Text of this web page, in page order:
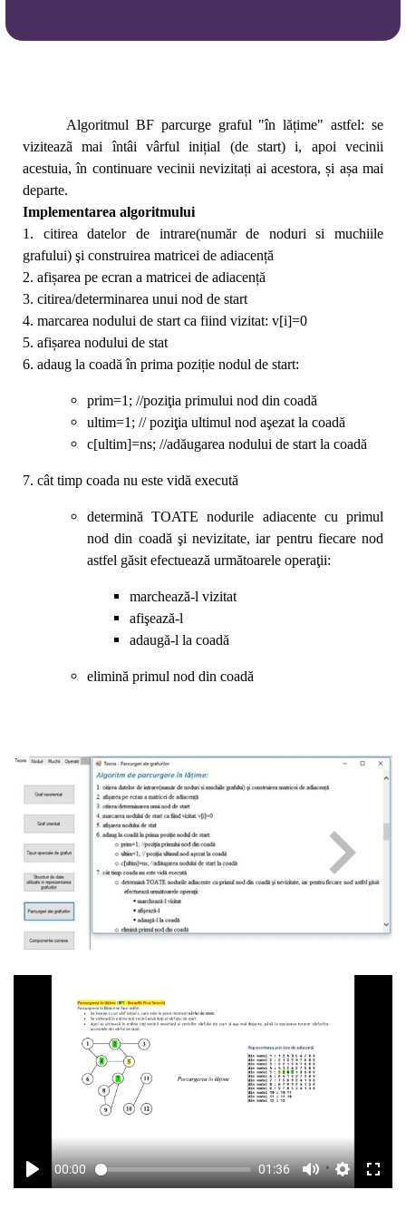
Algoritmul BF parcurge graful "în lățime" astfel: se
viziteazã mai întâi vârful inițial (de start) i, apoi vecinii
acestuia, în continuare vecinii nevizitați ai acestora, și așa mai
departe.
Implementarea algoritmului
1. citirea datelor de intrare(număr de noduri si muchiile
grafului) şi construirea matricei de adiacență
2. afișarea pe ecran a matricei de adiacență
3. citirea/determinarea unui nod de start
4. marcarea nodului de start ca fiind vizitat: v[i]=0
5. afișarea nodului de stat
6. adaug la coadă în prima poziție nodul de start:
prim=1; //poziţia primului nod din coadă
ultim=1; // poziţia ultimul nod aşezat la coadă
c[ultim]=ns; //adăugarea nodului de start la coadă
7. cât timp coada nu este vidă execută
determină TOATE nodurile adiacente cu primul
nod din coadă şi nevizitate, iar pentru fiecare nod
astfel găsit efectuează următoarele operaţii:
marchează-l vizitat
afişează-l
adaugă-l la coadă
elimină primul nod din coadă
00:00 01:36